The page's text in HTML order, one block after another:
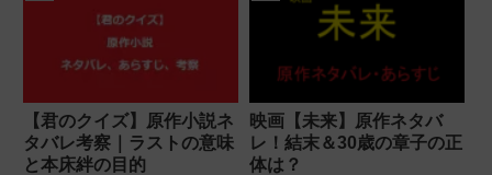
【君のクイズ】原作小説ネ
タバレ考察｜ラストの意味
と本床絆の目的
映画【未来】原作ネタバ
レ！結末＆30歳の章子の正
体は？